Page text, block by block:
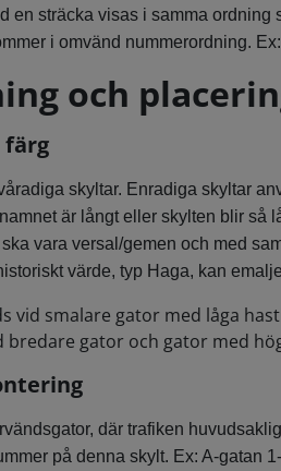
en sträcka visas i samma
i omvänd nummerordning.
och
färg
skyltar. Enradiga skyltar
är långt eller skylten blir så
vara versal/gemen och med
värde, typ Haga, kan
vid smalare gator med låga
bredare gator och gator med
där trafiken
på denna skylt. Ex: A-gatan